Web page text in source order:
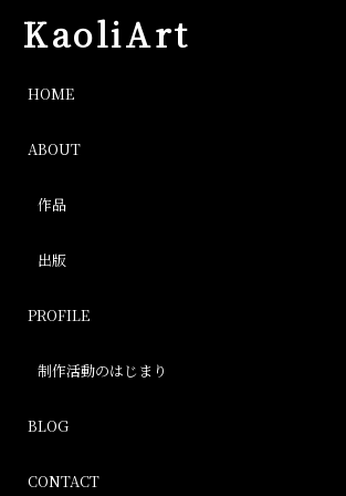
KaoliArt
HOME
ABOUT
作品
出版
PROFILE
制作活動のはじまり
BLOG
CONTACT
IMG_20180325_110539_013.jpg
Post